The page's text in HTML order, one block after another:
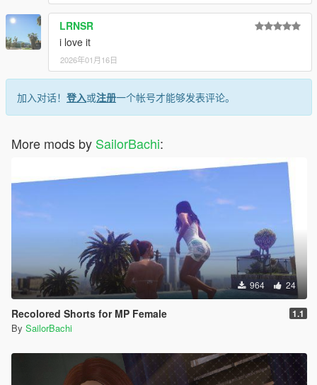
LRNSR
i love it
2026年01月16日
加入对话！ 登入或注册一个帐号才能够发表评论。
More mods by SailorBachi:
964 24
Recolored Shorts for MP Female 1.1
By SailorBachi